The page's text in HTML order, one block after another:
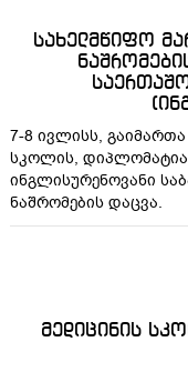
სახელმწიფო
7-8 ივლისს,
სკოლის,
ინგლისურენოვანი
ნაშრომების დაცვა.
მედიცინის